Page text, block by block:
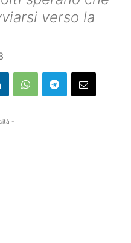
verso la
-